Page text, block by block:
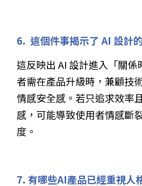
6.  這個件事揭示了 AI 設計
這反映出 AI 設計進入「關係
者需在產品升級時，兼顧技
情感安全感。若只追求效率
感，可能導致使用者情感斷
度。
7. 有哪些AI產品已經重視人